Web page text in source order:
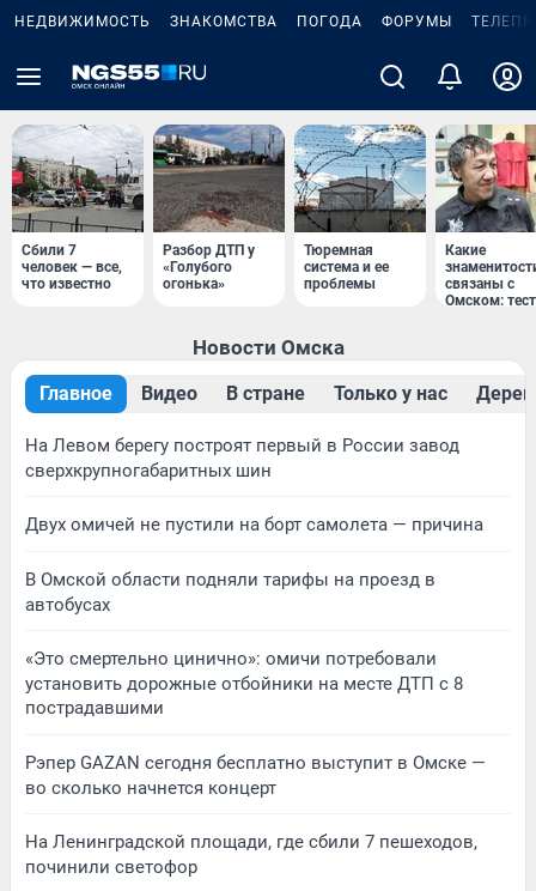
НЕДВИЖИМОСТЬ ЗНАКОМСТВА ПОГОДА ФОРУМЫ
Сбили 7
человек — все,
что известно
Разбор ДТП у
«Голубого
огонька»
Тюремная
система и ее
проблемы
Какие
связаны с
Омском: тест
Новости Омска
Главное Видео В стране Только у нас
На Левом берегу построят первый в России завод
сверхкрупногабаритных шин
Двух омичей не пустили на борт самолета — причина
В Омской области подняли тарифы на проезд в
автобусах
«Это смертельно цинично»: омичи потребовали
установить дорожные отбойники на месте ДТП с 8
пострадавшими
Рэпер GAZAN сегодня бесплатно выступит в Омске —
во сколько начнется концерт
На Ленинградской площади, где сбили 7 пешеходов,
починили светофор